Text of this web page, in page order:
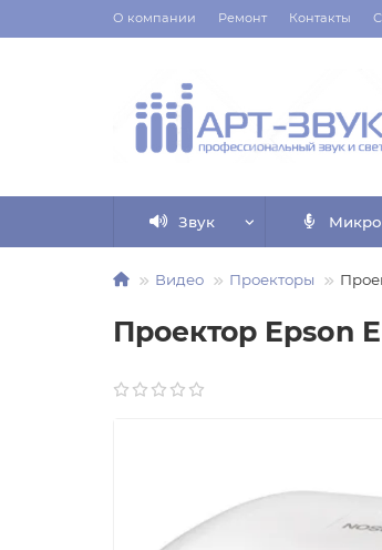
О компании Ремонт Контакты
Звук
Видео Проекторы
Проектор Epson